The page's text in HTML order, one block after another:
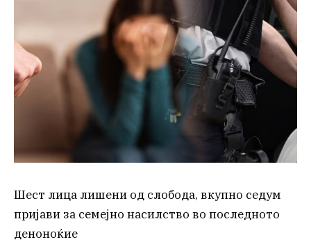
Шест лица лишени од слобода, вкупно седум
пријави за семејно насилство во последното
деноноќие